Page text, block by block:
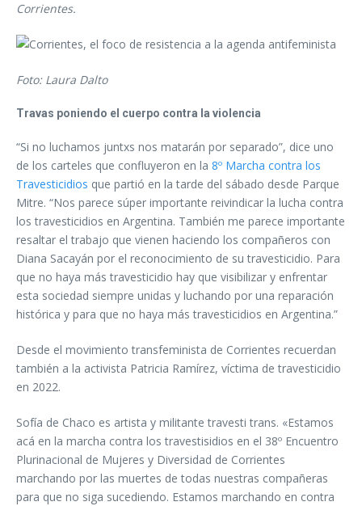
Corrientes.
Foto: Laura Dalto
Travas poniendo el cuerpo contra la violencia
“Si no luchamos juntxs nos matarán por separado”, dice uno
de los carteles que confluyeron en la 8º Marcha contra los
Travesticidios que partió en la tarde del sábado desde Parque
Mitre. “Nos parece súper importante reivindicar la lucha contra
los travesticidios en Argentina. También me parece importante
resaltar el trabajo que vienen haciendo los compañeros con
Diana Sacayán por el reconocimiento de su travesticidio. Para
que no haya más travesticidio hay que visibilizar y enfrentar
esta sociedad siempre unidas y luchando por una reparación
histórica y para que no haya más travesticidios en Argentina.”
Desde el movimiento transfeminista de Corrientes recuerdan
también a la activista Patricia Ramírez, víctima de travesticidio
en 2022.
Sofía de Chaco es artista y militante travesti trans. «Estamos
acá en la marcha contra los travestisidios en el 38º Encuentro
Plurinacional de Mujeres y Diversidad de Corrientes
marchando por las muertes de todas nuestras compañeras
para que no siga sucediendo. Estamos marchando en contra